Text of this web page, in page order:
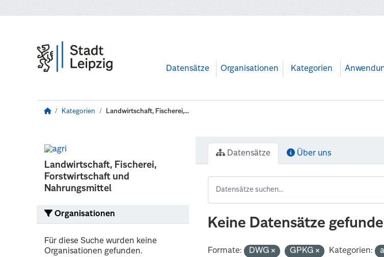
Datensätze Organisationen Kategorien
Kategorien Landwirtschaft, Fischerei,...
Landwirtschaft, Fischerei,
Forstwirtschaft und
Nahrungsmittel
Organisationen
Für diese Suche wurden keine
Organisationen gefunden.
Datensätze Über uns
Keine Datensätze
Formate: DWG GPKG Kategorien: